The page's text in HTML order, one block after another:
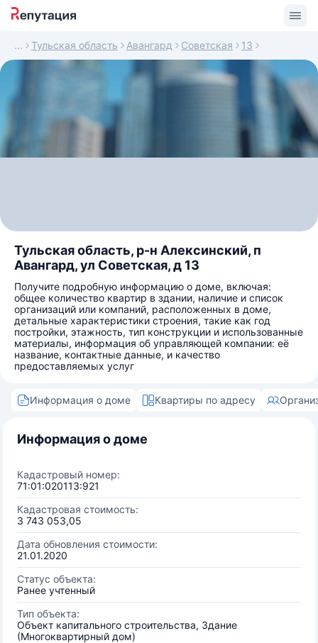
Тульская область Авангард Советская 13
Тульская область, р-н Алексинский, п
Авангард, ул Советская, д 13
Получите подробную информацию о доме, включая:
общее количество квартир в здании, наличие и список
организаций или компаний, расположенных в доме,
детальные характеристики строения, такие как год
постройки, этажность, тип конструкции и использованные
материалы, информация об управляющей компании: её
название, контактные данные, и качество
предоставляемых услуг
Информация о доме Квартиры по адресу
Информация о доме
Кадастровый номер:
71:01:020113:921
Кадастровая стоимость:
3 743 053,05
Дата обновления стоимости:
21.01.2020
Статус объекта:
Ранее учтенный
Тип объекта:
Объект капитального строительства, Здание
(Многоквартирный дом)